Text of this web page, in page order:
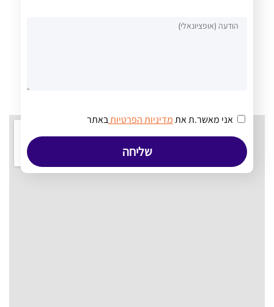
אני מאשר.ת אתמדיניות הפרטיותבאתר
שליחה